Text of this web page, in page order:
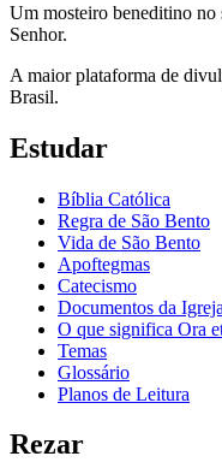
Um mosteiro beneditino no
Senhor.
A maior plataforma de
Brasil.
Estudar
Bíblia Católica
Regra de São Bento
Vida de São Bento
Apoftegmas
Catecismo
Documentos da Igreja
O que significa Ora
Temas
Glossário
Planos de Leitura
Rezar